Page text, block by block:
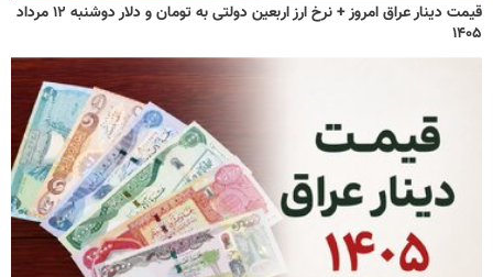
قیمت دینار عراق امروز + نرخ ارز اربعین دولتی به تومان و دلار دوشنبه ۱۲ مرداد
۱۴۰۵